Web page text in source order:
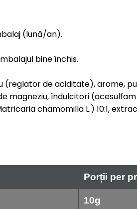
(lună/an).
bine închis.
(reglator de aciditate), arome,
îndulcitori
chamomilla L.) 10:1,
Porții per
10g